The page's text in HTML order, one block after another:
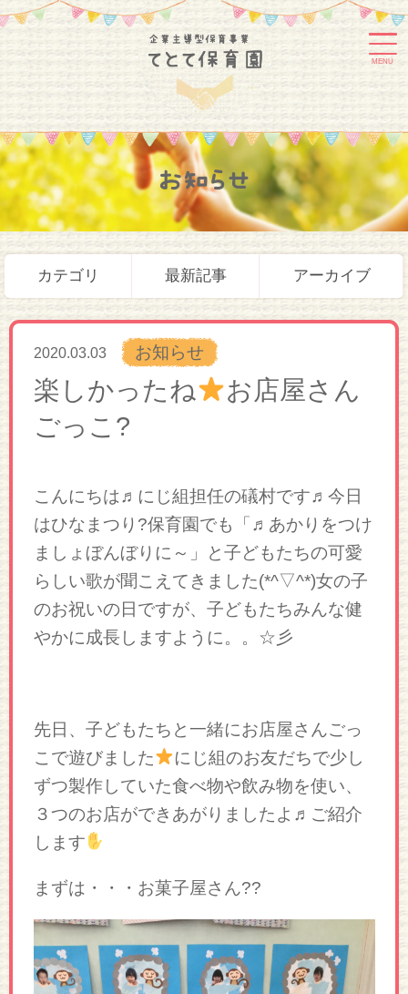
MENU
お知らせ
カテゴリ 最新記事 アーカイブ
2020.03.03 お知らせ
楽しかったね
お店屋さん
ごっこ?
こんにちは♬にじ組担任の礒村です♬今日
はひなまつり?保育園でも「♬あかりをつけ
ましょぼんぼりに～」と子どもたちの可愛
らしい歌が聞こえてきました(*^▽^*)女の子
のお祝いの日ですが、子どもたちみんな健
やかに成長しますように。。☆彡
先日、子どもたちと一緒にお店屋さんごっ
こで遊びました
にじ組のお友だちで少し
ずつ製作していた食べ物や飲み物を使い、
３つのお店ができあがりましたよ♬ご紹介
します
まずは・・・お菓子屋さん??